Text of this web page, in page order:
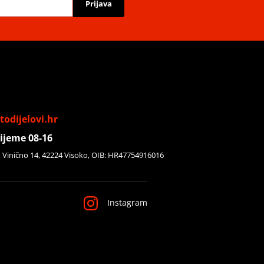
Prijava
08-16
14, 42224 Visoko, OIB: HR47754916016
Instagram